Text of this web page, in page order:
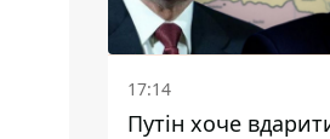
17:14
Путін хоче